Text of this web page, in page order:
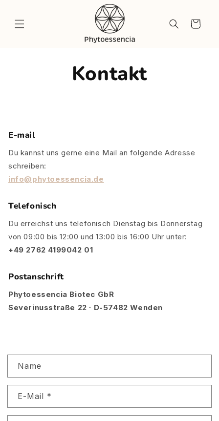
Inhalt
Warenkorb
Kontakt
E-mail
Du kannst uns gerne eine Mail an folgende Adresse
schreiben:
info@phytoessencia.de
Telefonisch
Du erreichst uns telefonisch Dienstag bis Donnerstag
von 09:00 bis 12:00 und 13:00 bis 16:00 Uhr unter:
+49 2762 4199042 01
Postanschrift
Phytoessencia Biotec GbR
Severinusstraße 22 ∙ D-57482 Wenden
n
a
Name
E-Mail *